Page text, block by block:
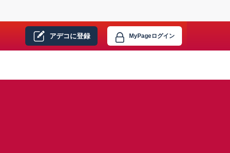
アデコに登録 MyPageログイン